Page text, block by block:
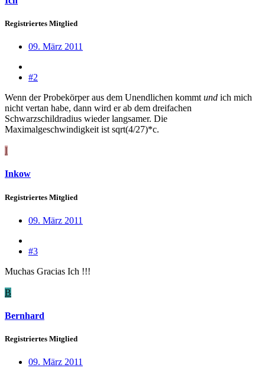
Registriertes Mitglied
09. März 2011
#2
Wenn der Probekörper aus dem Unendlichen kommt und ich mich
nicht vertan habe, dann wird er ab dem dreifachen
Schwarzschildradius wieder langsamer. Die
Maximalgeschwindigkeit ist sqrt(4/27)*c.
I
Inkow
Registriertes Mitglied
09. März 2011
#3
Muchas Gracias Ich !!!
B
Bernhard
Registriertes Mitglied
09. März 2011